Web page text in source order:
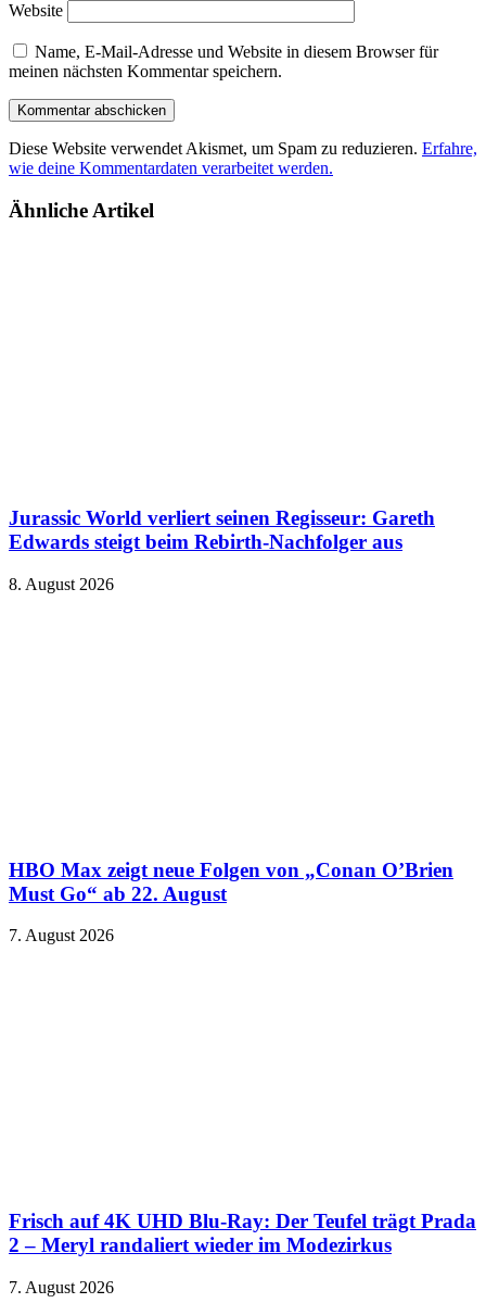
Website
Name, E-Mail-Adresse und Website in diesem Browser für
meinen nächsten Kommentar speichern.
Diese Website verwendet Akismet, um Spam zu reduzieren. Erfahre,
wie deine Kommentardaten verarbeitet werden.
Ähnliche Artikel
Jurassic World verliert seinen Regisseur: Gareth
Edwards steigt beim Rebirth-Nachfolger aus
8. August 2026
HBO Max zeigt neue Folgen von „Conan O’Brien
Must Go“ ab 22. August
7. August 2026
Frisch auf 4K UHD Blu-Ray: Der Teufel trägt Prada
2 – Meryl randaliert wieder im Modezirkus
7. August 2026